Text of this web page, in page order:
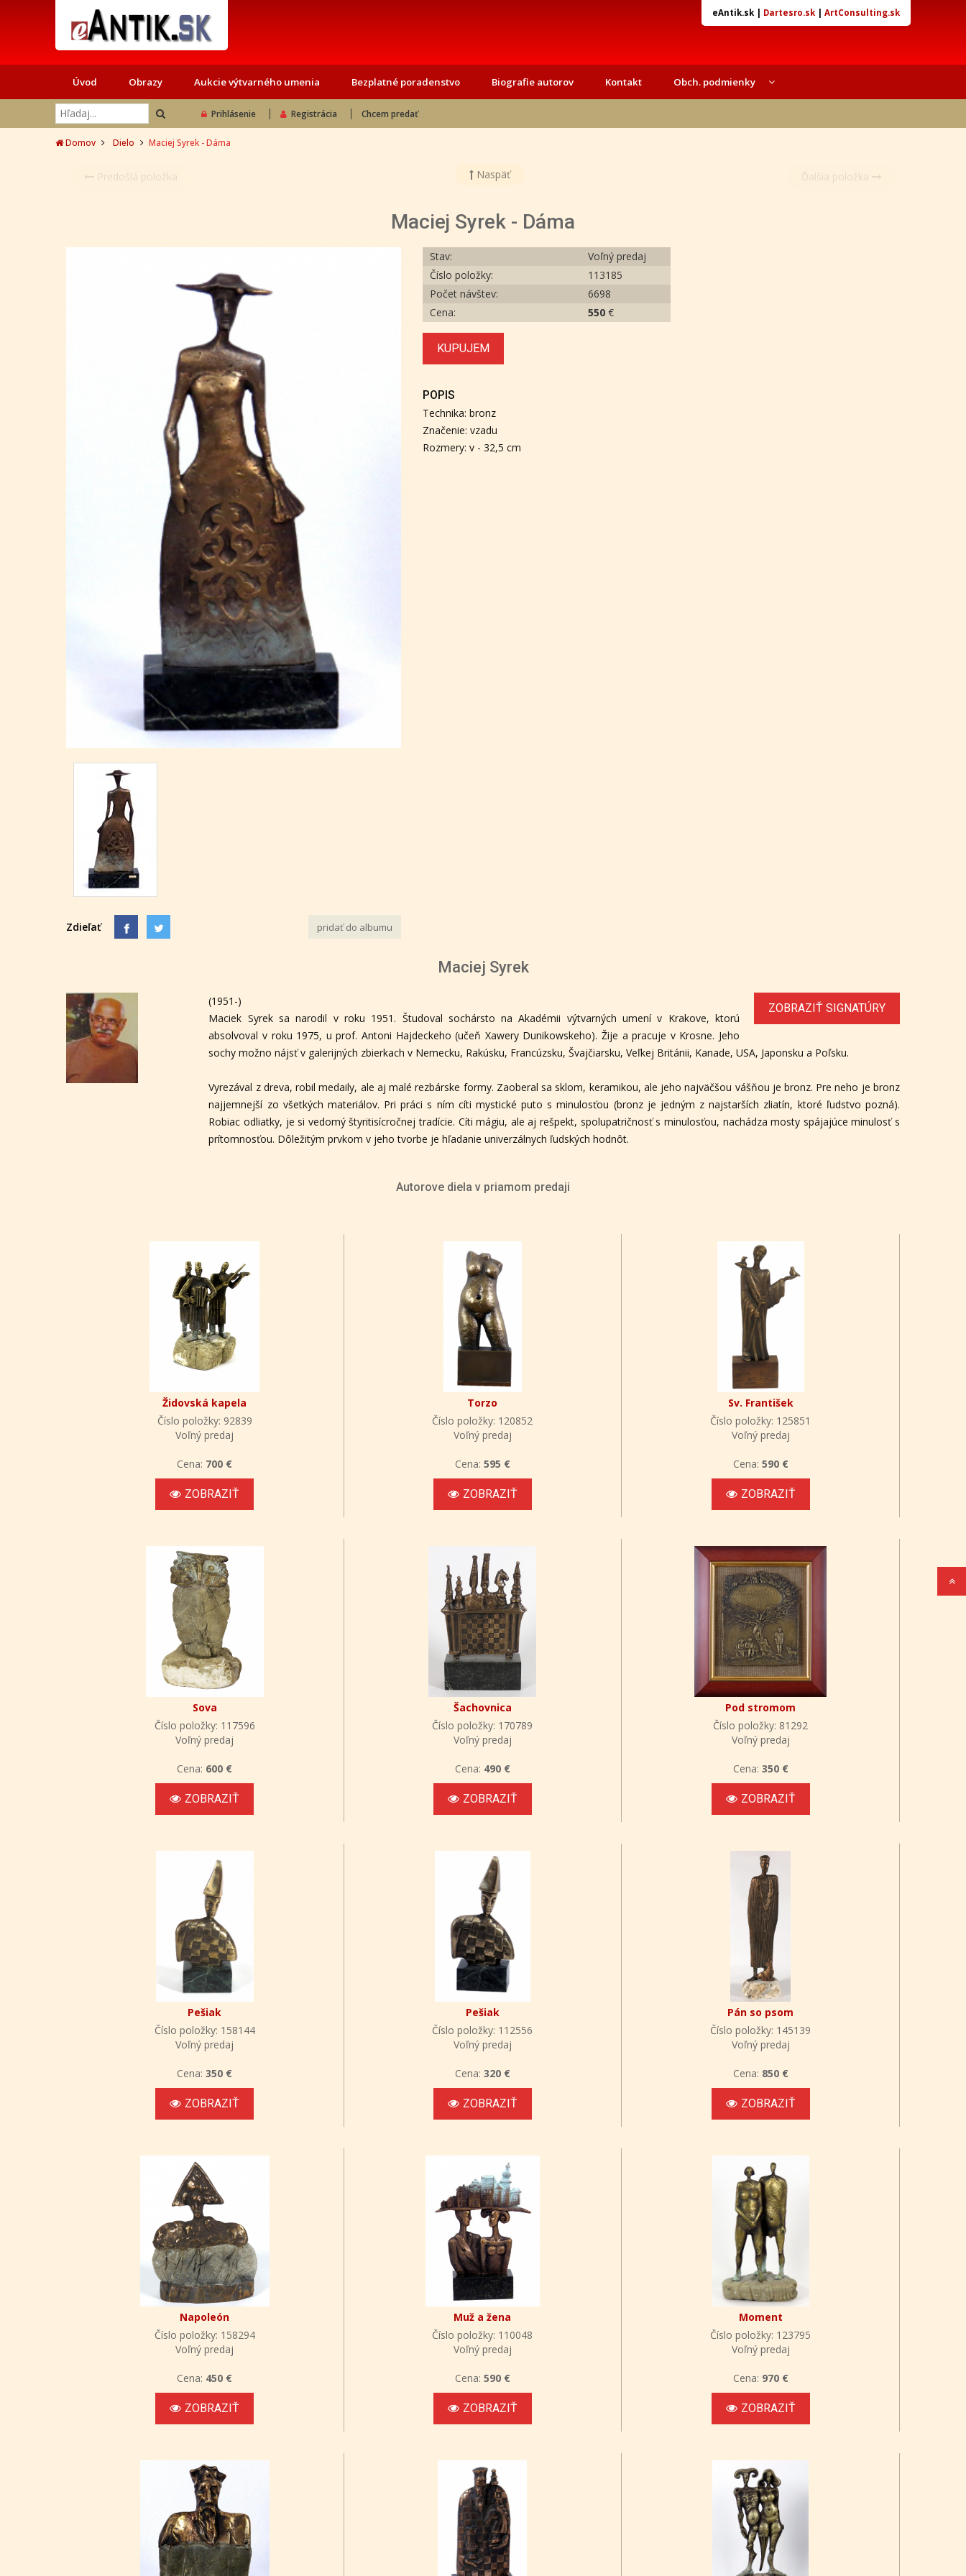
eAntik.sk| Dartesro.sk| ArtConsulting.sk
Úvod Obrazy Aukcie výtvarného umenia Bezplatné poradenstvo Biografie autorov Kontakt Obch. podmienky
Prihlásenie Registrácia Chcem predať
Domov Dielo Maciej Syrek - Dáma
Predošlá položka Naspäť Ďalšia položka
Maciej Syrek - Dáma
Zdieľať pridať do albumu
Stav:
Voľný predaj
Číslo položky:
113185
Počet návštev:
6698
Cena:
550 €
KUPUJEM
POPIS
Technika: bronz
Značenie: vzadu
Rozmery: v - 32,5 cm
Maciej Syrek
ZOBRAZIŤ SIGNATÚRY
(1951-)
Maciek Syrek sa narodil v roku 1951. Študoval sochársto na Akadémii výtvarných umení v Krakove, ktorú
absolvoval v roku 1975, u prof. Antoni Hajdeckeho (učeň Xawery Dunikowskeho). Žije a pracuje v Krosne. Jeho
sochy možno nájsť v galerijných zbierkach v Nemecku, Rakúsku, Francúzsku, Švajčiarsku, Veľkej Británii, Kanade, USA, Japonsku a Poľsku.
Vyrezával z dreva, robil medaily, ale aj malé rezbárske formy. Zaoberal sa sklom, keramikou, ale jeho najväčšou vášňou je bronz. Pre neho je bronz
najjemnejší zo všetkých materiálov. Pri práci s ním cíti mystické puto s minulosťou (bronz je jedným z najstarších zliatín, ktoré ľudstvo pozná).
Robiac odliatky, je si vedomý štyritisícročnej tradície. Cíti mágiu, ale aj rešpekt, spolupatričnosť s minulosťou, nachádza mosty spájajúce minulosť s
prítomnosťou. Dôležitým prvkom v jeho tvorbe je hľadanie univerzálnych ľudských hodnôt.
Autorove diela v priamom predaji
Židovská kapela
Číslo položky: 92839
Voľný predaj
Cena: 700 €
ZOBRAZIŤ
Torzo
Číslo položky: 120852
Voľný predaj
Cena: 595 €
ZOBRAZIŤ
Sv. František
Číslo položky: 125851
Voľný predaj
Cena: 590 €
ZOBRAZIŤ
Sova
Číslo položky: 117596
Voľný predaj
Cena: 600 €
ZOBRAZIŤ
Šachovnica
Číslo položky: 170789
Voľný predaj
Cena: 490 €
ZOBRAZIŤ
Pod stromom
Číslo položky: 81292
Voľný predaj
Cena: 350 €
ZOBRAZIŤ
Pešiak
Číslo položky: 158144
Voľný predaj
Cena:350 €
ZOBRAZIŤ
Pešiak
Číslo položky: 112556
Voľný predaj
Cena: 320 €
ZOBRAZIŤ
Pán so psom
Číslo položky: 145139
Voľný predaj
Cena: 850 €
ZOBRAZIŤ
Napoleón
Číslo položky: 158294
Voľný predaj
Cena: 450 €
ZOBRAZIŤ
Muž a žena
Číslo položky: 110048
Voľný predaj
Cena: 590 €
ZOBRAZIŤ
Moment
Číslo položky: 123795
Voľný predaj
Cena: 970 €
ZOBRAZIŤ